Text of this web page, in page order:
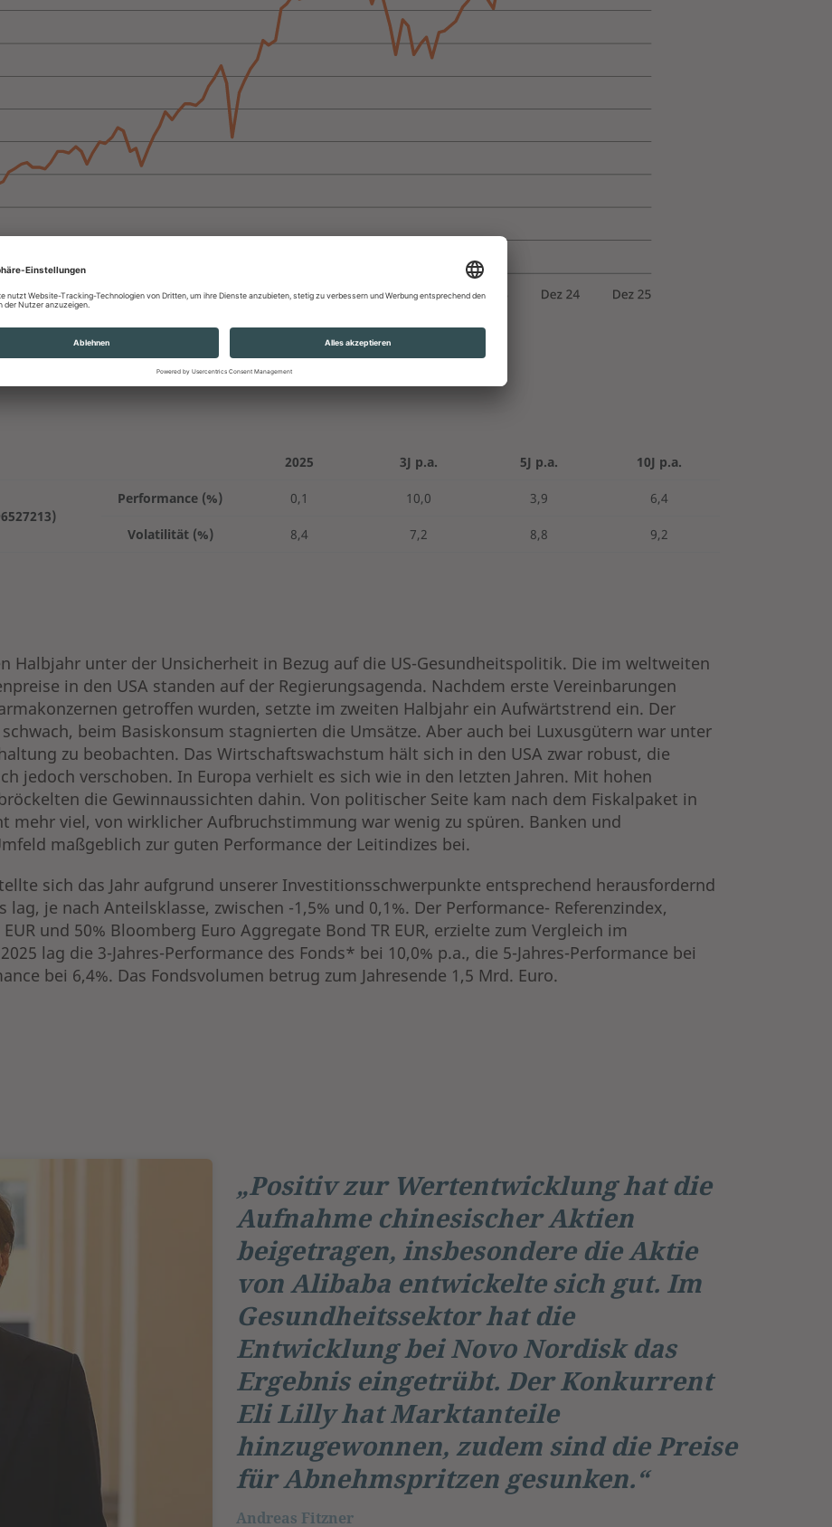
2025 3J p.a. 5J p.a. 10J p.a.
Performance (%) 0,1 10,0 3,9 6,4
Volatilität (%) 8,4 7,2 8,8 9,2
Halbjahr unter der Unsicherheit in Bezug auf die US-Gesundheitspolitik. Die im weltweiten
in den USA standen auf der Regierungsagenda. Nachdem erste Vereinbarungen
getroffen wurden, setzte im zweiten Halbjahr ein Aufwärtstrend ein. Der
beim Basiskonsum stagnierten die Umsätze. Aber auch bei Luxusgütern war unter
zu beobachten. Das Wirtschaftswachstum hält sich in den USA zwar robust, die
jedoch verschoben. In Europa verhielt es sich wie in den letzten Jahren. Mit hohen
die Gewinnaussichten dahin. Von politischer Seite kam nach dem Fiskalpaket in
mehr viel, von wirklicher Aufbruchstimmung war wenig zu spüren. Banken und
maßgeblich zur guten Performance der Leitindizes bei.
sich das Jahr aufgrund unserer Investitionsschwerpunkte entsprechend herausfordernd
je nach Anteilsklasse, zwischen -1,5% und 0,1%. Der Performance- Referenzindex,
und 50% Bloomberg Euro Aggregate Bond TR EUR, erzielte zum Vergleich im
lag die 3-Jahres-Performance des Fonds* bei 10,0% p.a., die 5-Jahres-Performance bei
bei 6,4%. Das Fondsvolumen betrug zum Jahresende 1,5 Mrd. Euro.
„Positiv zur Wertentwicklung hat die
Aufnahme chinesischer Aktien
beigetragen, insbesondere die Aktie
von Alibaba entwickelte sich gut. Im
Gesundheitssektor hat die
Entwicklung bei Novo Nordisk das
Ergebnis eingetrübt. Der Konkurrent
Eli Lilly hat Marktanteile
hinzugewonnen, zudem sind die Preise
für Abnehmspritzen gesunken.“
Andreas Fitzner